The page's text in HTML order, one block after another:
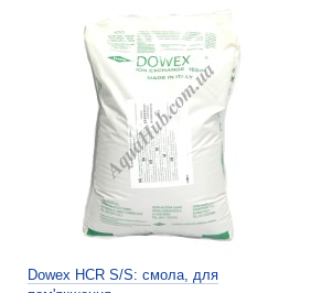
Dowex HCR S/S: смола, для